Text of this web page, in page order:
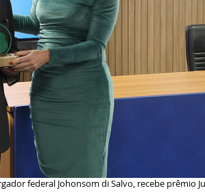
federal Johonsom di Salvo, recebe prêmio